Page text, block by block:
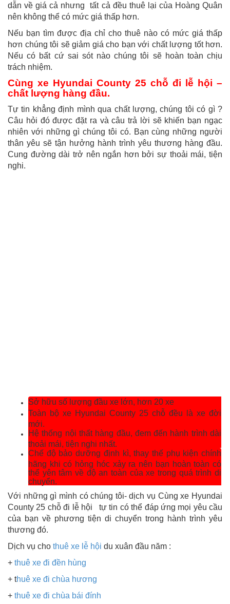
dẫn về giá cả nhưng tất cả đều thuê lại của Hoàng Quân
nên không thể có mức giá thấp hơn.
Nếu bạn tìm được địa chỉ cho thuê nào có mức giá thấp
hơn chúng tôi sẽ giảm giá cho bạn với chất lượng tốt hơn.
Nếu có bất cứ sai sót nào chúng tôi sẽ hoàn toàn chịu
trách nhiệm.
Cùng xe Hyundai County 25 chỗ đi lễ hội –
chất lượng hàng đầu.
Tự tin khẳng định mình qua chất lượng, chúng tôi có gì ?
Câu hỏi đó được đặt ra và câu trả lời sẽ khiến bạn ngạc
nhiên với những gì chúng tôi có. Bạn cùng những người
thân yêu sẽ tận hưởng hành trình yêu thương hàng đầu.
Cung đường dài trở nên ngắn hơn bởi sự thoải mái, tiện
nghi.
Sở hữu số lượng đầu xe lớn, hơn 20 xe
Toàn bộ xe Hyundai County 25 chỗ đều là xe đời
mới.
Hệ thống nội thất hàng đầu, đem đến hành trình dài
thoải mái, tiện nghi nhất.
Chế độ bảo dưỡng định kì, thay thế phụ kiện chính
hãng khi có hỏng hóc xảy ra nên bạn hoàn toàn có
thể yên tâm về độ an toàn của xe trong quá trình di
chuyển.
Với những gì mình có chúng tôi- dịch vụ Cùng xe Hyundai
County 25 chỗ đi lễ hội tự tin có thể đáp ứng mọi yêu cầu
của bạn về phương tiện di chuyển trong hành trình yêu
thương đó.
Dịch vụ cho thuê xe lễ hội du xuân đầu năm :
+ thuê xe đi đền hùng
+ thuê xe đi chùa hương
+ thuê xe đi chùa bái đính